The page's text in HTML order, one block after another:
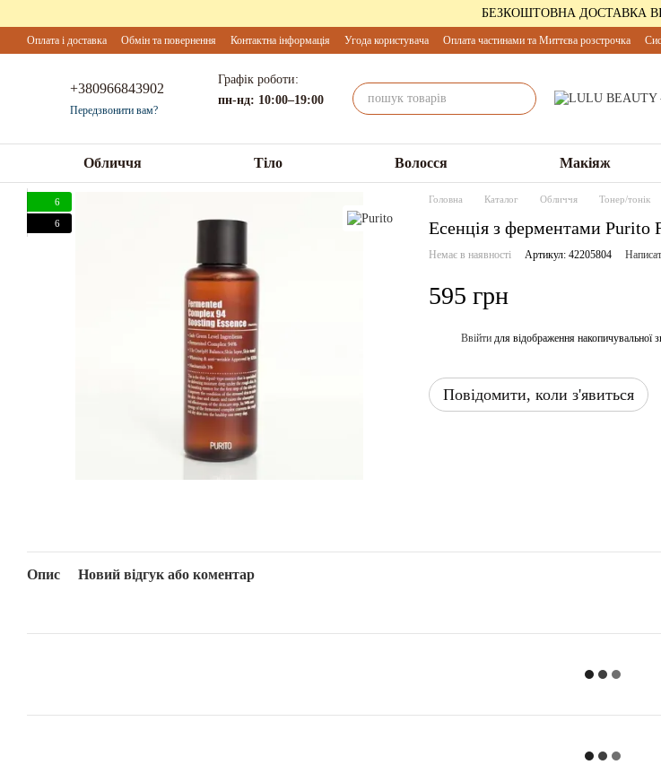
БЕЗКОШТОВНА ДОСТАВКА
Оплата і доставка Обмін та повернення Контактна інформація Угода користувача Оплата частинами та Миттєва розстрочка
+380966843902
Передзвонити вам?
Графік роботи:
пн-нд: 10:00–19:00
Обличчя Тіло Волосся Макіяж
6
6
Головна Каталог Обличчя Тонер/тонік
Есенція з ферментами Purito
Немає в наявності Артикул: 42205804
595 грн
Ввійти для відображення накопичувальної
Повідомити, коли з'явиться
Опис Новий відгук або коментар